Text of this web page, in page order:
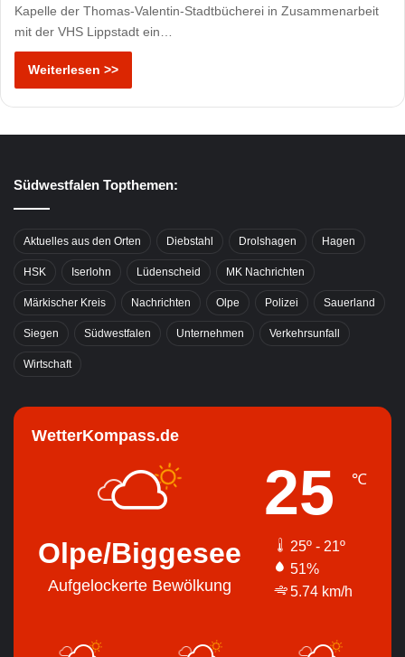
Kapelle der Thomas-Valentin-Stadtbücherei in Zusammenarbeit
mit der VHS Lippstadt ein…
Weiterlesen >>
Südwestfalen Topthemen:
Aktuelles aus den Orten Diebstahl Drolshagen Hagen
HSK Iserlohn Lüdenscheid MK Nachrichten
Märkischer Kreis Nachrichten Olpe Polizei Sauerland
Siegen Südwestfalen Unternehmen Verkehrsunfall
Wirtschaft
WetterKompass.de
Olpe/Biggesee
Aufgelockerte Bewölkung
25 ℃
25º - 21º
51%
5.74 km/h